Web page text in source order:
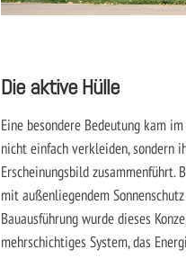
Die aktive Hülle
Eine besondere Bedeutung kam
nicht einfach verkleiden, sondern
Erscheinungsbild
mit außenliegendem
Bauausführung wurde dieses
mehrschichtiges System, das